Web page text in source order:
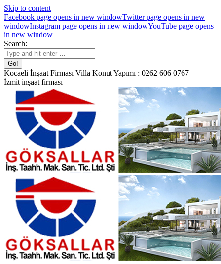
Skip to content
Facebook page opens in new windowTwitter page opens in new
windowInstagram page opens in new windowYouTube page opens
in new window
Search:
Kocaeli İnşaat Firması Villa Konut Yapımı : 0262 606 0767
İzmit inşaat firması